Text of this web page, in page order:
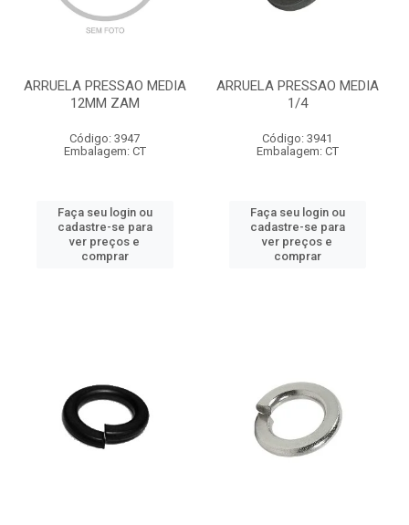
ARRUELA PRESSAO MEDIA
12MM ZAM
Código: 3947
Embalagem: CT
Faça seu login ou
cadastre-se para
ver preços e
comprar
ARRUELA PRESSAO MEDIA
1/4
Código: 3941
Embalagem: CT
Faça seu login ou
cadastre-se para
ver preços e
comprar